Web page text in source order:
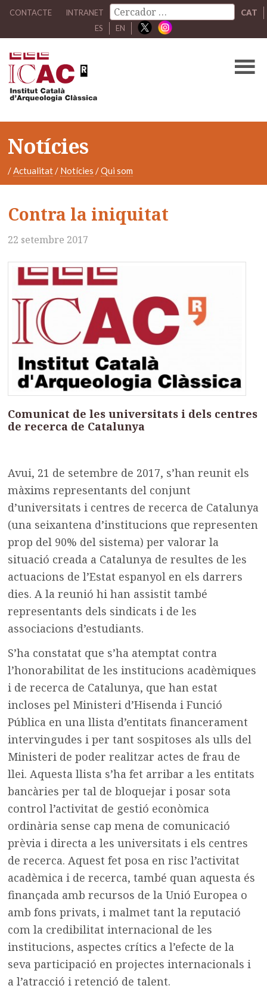
CONTACTE INTRANET
CAT
ES
EN
Notícies
/Actualitat/ Notícies /Qui som
Contra la iniquitat
22 setembre 2017
Comunicat de les universitats i dels centres
de recerca de Catalunya
Avui, 21 de setembre de 2017, s’han reunit els
màxims representants del conjunt
d’universitats i centres de recerca de Catalunya
(una seixantena d’institucions que representen
prop del 90% del sistema) per valorar la
situació creada a Catalunya de resultes de les
actuacions de l’Estat espanyol en els darrers
dies. A la reunió hi han assistit també
representants dels sindicats i de les
associacions d’estudiants.
S’ha constatat que s’ha atemptat contra
l’honorabilitat de les institucions acadèmiques
i de recerca de Catalunya, que han estat
incloses pel Ministeri d’Hisenda i Funció
Pública en una llista d’entitats financerament
intervingudes i per tant sospitoses als ulls del
Ministeri de poder realitzar actes de frau de
llei. Aquesta llista s’ha fet arribar a les entitats
bancàries per tal de bloquejar i posar sota
control l’activitat de gestió econòmica
ordinària sense cap mena de comunicació
prèvia i directa a les universitats i els centres
de recerca. Aquest fet posa en risc l’activitat
acadèmica i de recerca, també quan aquesta és
finançada amb recursos de la Unió Europea o
amb fons privats, i malmet tant la reputació
com la credibilitat internacional de les
institucions, aspectes crítics a l’efecte de la
seva participació en projectes internacionals i
a l’atracció i retenció de talent.